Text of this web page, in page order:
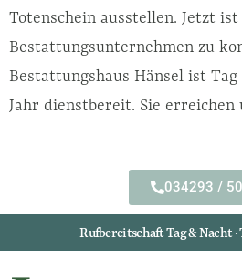
Totenschein ausstellen. Jetzt
Bestattungsunternehmen zu
Bestattungshaus Hänsel ist
Jahr dienstbereit. Sie
034293 /
Rufbereitschaft Tag & Nacht ·